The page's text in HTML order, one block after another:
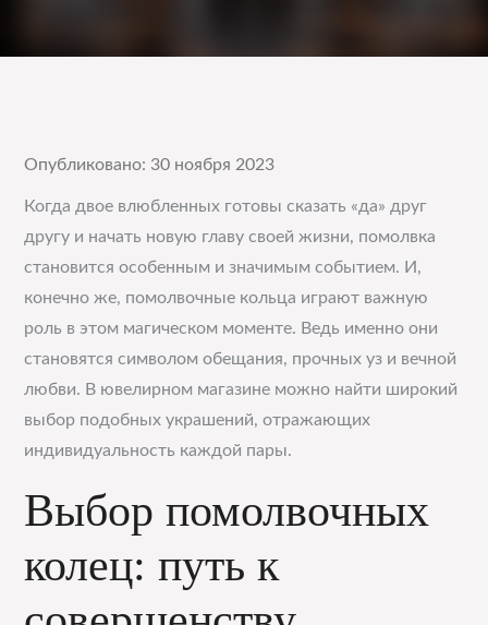
Опубликовано: 30 ноября 2023
Когда двое влюбленных готовы сказать «да» друг
другу и начать новую главу своей жизни, помолвка
становится особенным и значимым событием. И,
конечно же, помолвочные кольца играют важную
роль в этом магическом моменте. Ведь именно они
становятся символом обещания, прочных уз и вечной
любви. В ювелирном магазине можно найти широкий
выбор подобных украшений, отражающих
индивидуальность каждой пары.
Выбор помолвочных
колец: путь к